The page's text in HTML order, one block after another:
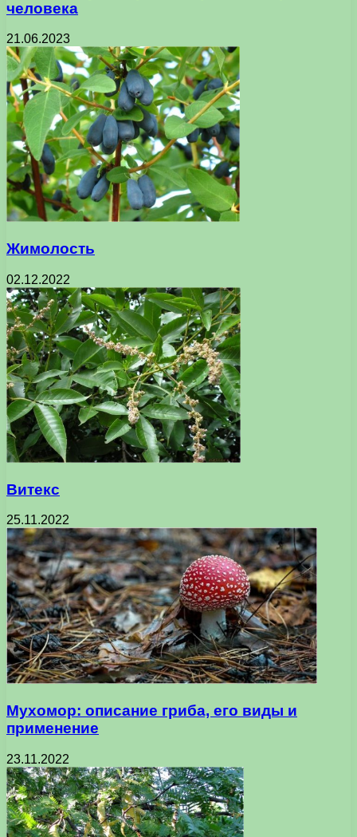
человека
21.06.2023
Жимолость
02.12.2022
Витекс
25.11.2022
Мухомор: описание гриба, его виды и
применение
23.11.2022